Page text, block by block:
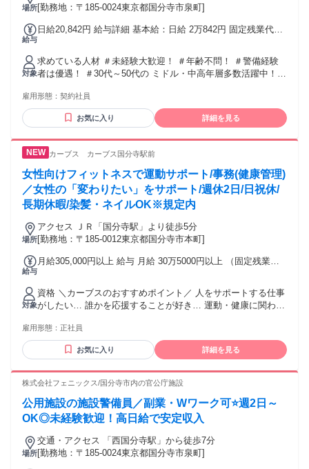
場所[勤務地：〒185-0024東京都国分寺市泉町]
給与
日給20,842円 給与詳細 基本給：日給 2万842円 固定残業代：
手当金額：なし 全員に一律で支払われるその他手当金額：あ
り 警備員指導教育責任者1号かつ 施設警備業検定2級保持者は
資格手当32,000円/月を支給
対象
求めている人材 ＃未経験大歓迎！ ＃年齢不問！ ＃警備経験
者は優遇！ ＃30代～50代の ミドル・中高年層多数活躍中！ #
応援！ 「過去の経験を活かして社会復帰したい」 そんな想い
も応援します! ＼こんな経験活かせます！／ 今回募集するお
仕事では、 【警備員】【交通誘導警備員】 【施設警備員】等
現在活躍中のスタッフも、 【飲食店】【製造業】【販売職】
【接客業】【タクシードライバー】 【TV業界】【ホテル業
界】 【個人事業主】など様々！
雇用形態： 契約社員
お気に入り 詳細を見る
カーブス カーブス国分寺駅前
女性向けフィットネスで運動サポート/事務(健康管理)
／女性の「変わりたい」をサポート/週休2日/日祝休/
長期休暇/染髪・ネイルOK※規定内
場所
アクセス ＪＲ「国分寺駅」より徒歩5分
[勤務地：〒185-0012東京都国分寺市本町]
給与
月給305,000円以上 給与 月給 30万5000円以上 （固定残業代
定残業時間：30時間） 固定残業時間を超えた勤務時間につい
ては別途残業代を支給する 交通費：交通費支給
対象
資格 ＼カーブスのおすすめポイント／ 人をサポートする仕事
がしたい… 誰かを応援することが好き… 運動・健康に関わる
そんなあなたのための職場です！
雇用形態： 正社員
お気に入り 詳細を見る
株式会社フェニックス/国分寺市内の官公庁施設
公用施設の施設警備員／副業・Wワーク可⭐週2日～
OK◎未経験歓迎！高日給で安定収入
場所
交通・アクセス 「⻄国分寺駅」から徒歩7分
[勤務地：〒185-0024東京都国分寺市泉町]